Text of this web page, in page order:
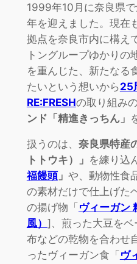
1999年10月に奈良県
年を迎えました。現在
拠点を奈良市内に構え
トングループゆかりの
を重んじた、新たなる
たいという想いから25
RE:FRESHの取り組み
ンド「精進きっちん」
扱うのは、 奈良県特産
トトウキ）」 を練り込
福饅頭」 や、動物性食
の素材だけで仕上げた
の揚げ物「 ヴィーガン
風） ]、煎った大豆を
布などの乾物を合わせ
ったヴィーガン食「 ヴ